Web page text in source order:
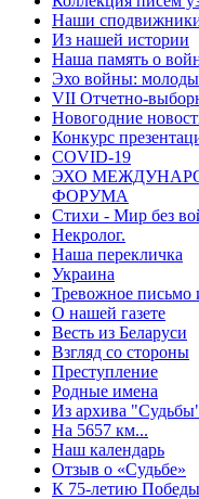
Наши
Из нашей истории
Наша память о
Эхо войны:
VII Отчетно-
Новогодние
Конкурс
COVID-19
ЭХО
ФОРУМА
Стихи - Мир без
Некролог.
Наша перекличка
Украина
Тревожное письмо
О нашей газете
Весть из Беларуси
Взгляд со стороны
Преступление
Родные имена
Из архива
На 5657 км...
Наш календарь
Отзыв о «Судьбе»
К 75-летию Победы